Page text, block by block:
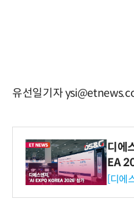
유선일기자
디에
EA
생애
[디에